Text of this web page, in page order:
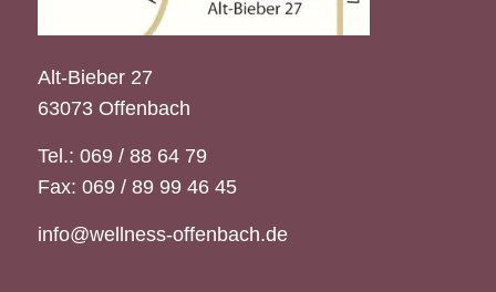
Alt-Bieber 27
63073 Offenbach
Tel.: 069 / 88 64 79
Fax: 069 / 89 99 46 45
info@wellness-offenbach.de